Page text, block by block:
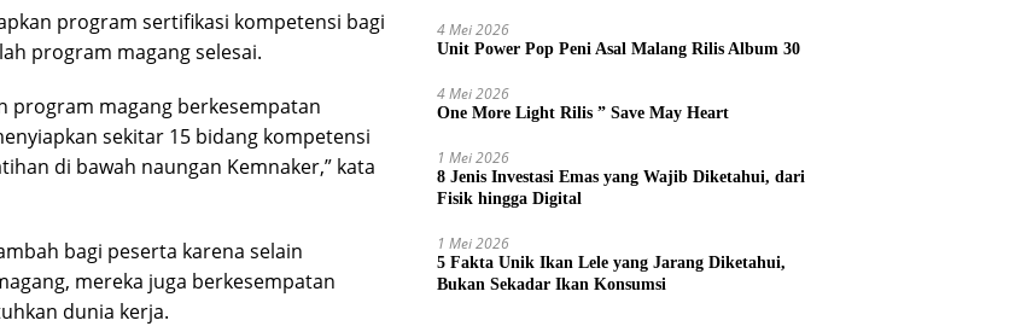
program sertifikasi kompetensi bagi
program magang selesai.
program magang berkesempatan
sekitar 15 bidang kompetensi
di bawah naungan Kemnaker,” kata
bagi peserta karena selain
mereka juga berkesempatan
dunia kerja.
4 Mei 2026
Unit Power Pop Peni Asal Malang Rilis Album 30
4 Mei 2026
One More Light Rilis ” Save May Heart
1 Mei 2026
8 Jenis Investasi Emas yang Wajib Diketahui, dari
Fisik hingga Digital
1 Mei 2026
5 Fakta Unik Ikan Lele yang Jarang Diketahui,
Bukan Sekadar Ikan Konsumsi